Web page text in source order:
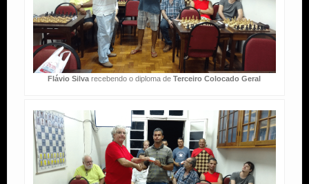
Flávio Silva recebendo o diploma deTerceiro Colocado Geral